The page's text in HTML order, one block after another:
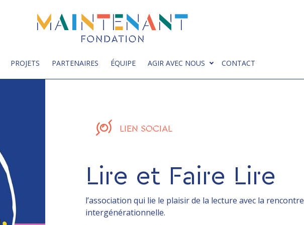
PROJETS PARTENAIRES ÉQUIPE AGIR AVEC NOUS CONTACT
LIEN SOCIAL
Lire et Faire Lire
l’association qui lie le plaisir de la lecture avec la rencontre
intergénérationnelle.